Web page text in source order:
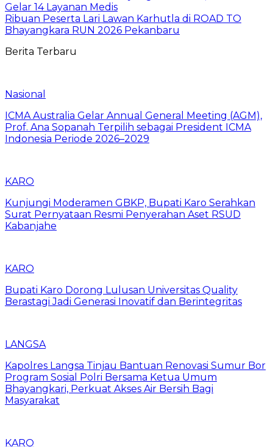
Gelar 14 Layanan Medis
Ribuan Peserta Lari Lawan Karhutla di ROAD TO
Bhayangkara RUN 2026 Pekanbaru
Berita Terbaru
Nasional
ICMA Australia Gelar Annual General Meeting (AGM),
Prof. Ana Sopanah Terpilih sebagai President ICMA
Indonesia Periode 2026–2029
KARO
Kunjungi Moderamen GBKP, Bupati Karo Serahkan
Surat Pernyataan Resmi Penyerahan Aset RSUD
Kabanjahe
KARO
Bupati Karo Dorong Lulusan Universitas Quality
Berastagi Jadi Generasi Inovatif dan Berintegritas
LANGSA
Kapolres Langsa Tinjau Bantuan Renovasi Sumur Bor
Program Sosial Polri Bersama Ketua Umum
Bhayangkari, Perkuat Akses Air Bersih Bagi
Masyarakat
KARO